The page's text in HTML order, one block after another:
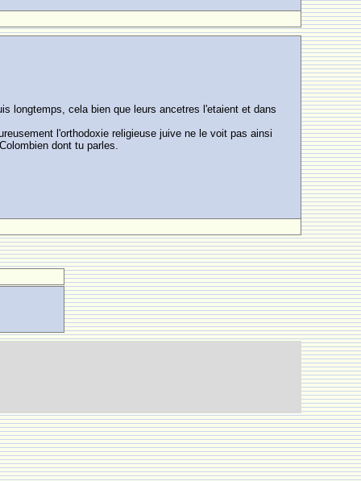
longtemps, cela bien que leurs ancetres l'etaient et dans
l'orthodoxie religieuse juive ne le voit pas ainsi
dont tu parles.